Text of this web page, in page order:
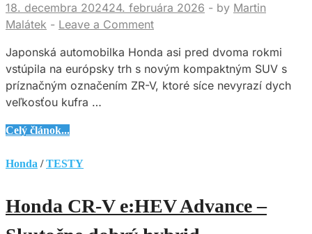
úžasnou
praktickosťou
18. decembra 202424. februára 2026 - by Martin
Malátek - Leave a Comment
Japonská automobilka Honda asi pred dvoma rokmi
vstúpila na európsky trh s novým kompaktným SUV s
príznačným označením ZR-V, ktoré síce nevyrazí dych
veľkosťou kufra …
Honda
V
–
Zabudnite
Celý článok...
Honda /TESTY
Honda CR-V e:HEV Advance –